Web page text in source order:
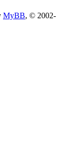
MyBB, © 2002-